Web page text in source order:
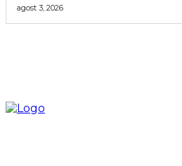
agost 3, 2026